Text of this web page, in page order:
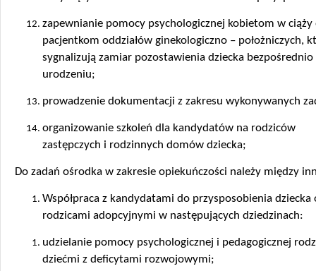
zapewnianie pomocy psychologicznej kobietom w ciąży
pacjentkom oddziałów ginekologiczno – położniczych,
sygnalizują zamiar pozostawienia dziecka bezpośrednio
urodzeniu;
prowadzenie dokumentacji z zakresu wykonywanych
organizowanie szkoleń dla kandydatów na rodziców
zastępczych i rodzinnych domów dziecka;
Do zadań ośrodka w zakresie opiekuńczości należy między
Współpraca z kandydatami do przysposobienia dziecka
rodzicami adopcyjnymi w następujących dziedzinach:
udzielanie pomocy psychologicznej i pedagogicznej
dziećmi z deficytami rozwojowymi;